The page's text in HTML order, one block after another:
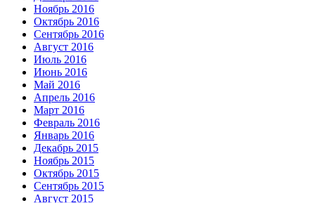
Ноябрь 2016
Октябрь 2016
Сентябрь 2016
Август 2016
Июль 2016
Июнь 2016
Май 2016
Апрель 2016
Март 2016
Февраль 2016
Январь 2016
Декабрь 2015
Ноябрь 2015
Октябрь 2015
Сентябрь 2015
Август 2015